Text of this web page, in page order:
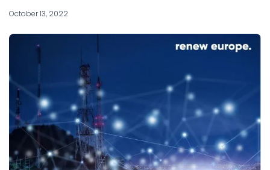
October 13, 2022